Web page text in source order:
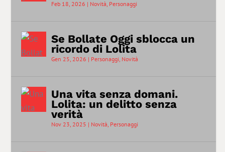
Feb 18, 2026 | Novità Personaggi
Se Bollate Oggi sblocca un
ricordo di Lolita
Gen 25, 2026 | Personaggi Novità
Una vita senza domani.
Lolita: un delitto senza
verità
Nov 23, 2025 | Novità Personaggi